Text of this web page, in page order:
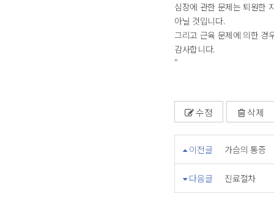
심장에 관한 문제는 퇴원한
아닐 것입니다.
그리고 근육 문제에 의한 경
감사합니다.
"
수정 삭제
이전글 가슴의 통증
다음글 진료절차